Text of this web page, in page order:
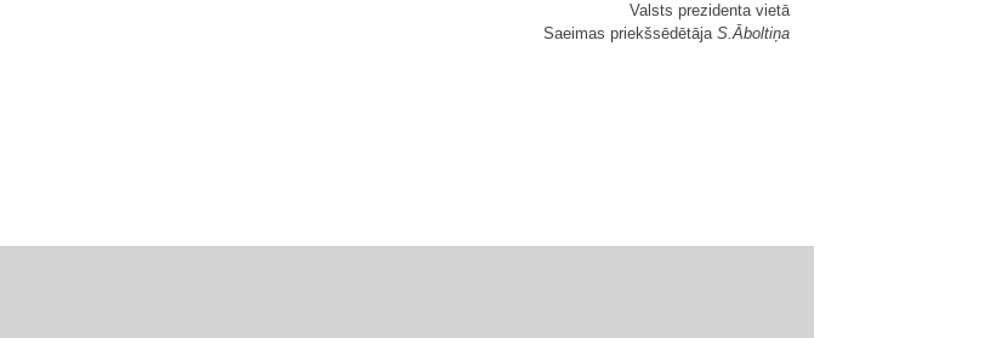
Valsts prezidenta vietā
Saeimas priekšsēdētāja S.Āboltiņa